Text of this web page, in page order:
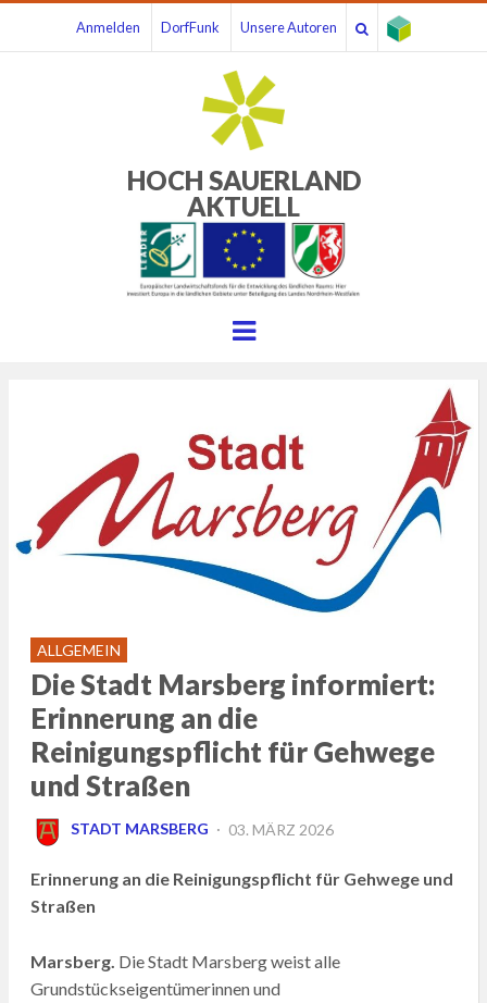
Anmelden DorfFunk Unsere Autoren
HOCH SAUERLAND
AKTUELL
Menu
ALLGEMEIN
Die Stadt Marsberg informiert:
Erinnerung an die
Reinigungspflicht für Gehwege
und Straßen
STADT MARSBERG
POSTED
03. MÄRZ 2026
Erinnerung an die Reinigungspflicht für Gehwege und
Straßen
Marsberg. Die Stadt Marsberg weist alle
Grundstückseigentümerinnen und